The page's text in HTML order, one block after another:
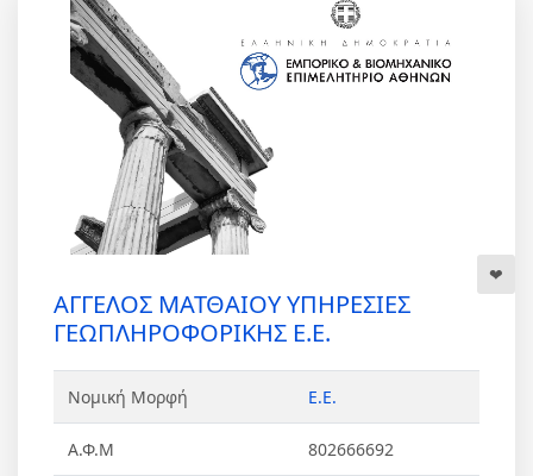
ΑΓΓΕΛΟΣ ΜΑΤΘΑΙΟΥ ΥΠΗΡΕΣΙΕΣ
ΓΕΩΠΛΗΡΟΦΟΡΙΚΗΣ Ε.Ε.
Νομική Μορφή Ε.Ε.
Α.Φ.Μ 802666692